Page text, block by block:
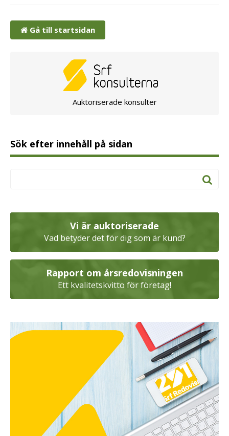
Gå till startsidan
Auktoriserade konsulter
Sök efter innehåll på sidan
Vi är auktoriserade
Vad betyder det för dig som är kund?
Rapport om årsredovisningen
Ett kvalitetskvitto för företag!